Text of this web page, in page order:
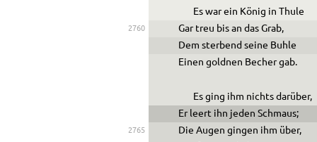
Es war ein König in Thule
2760
Gar treu bis an das Grab,
Dem sterbend seine Buhle
Einen goldnen Becher gab.
Es ging ihm nichts darüber,
Er leert ihn jeden Schmaus;
2765
Die Augen gingen ihm über,